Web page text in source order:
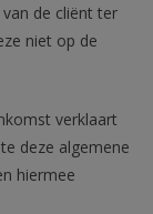
de cliënt ter
niet op de
verklaart
deze algemene
hiermee